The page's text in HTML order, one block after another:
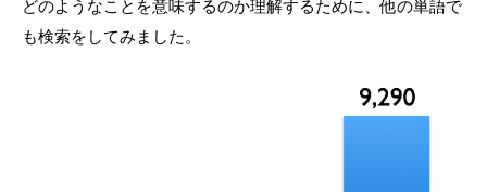
も検索をしてみました。